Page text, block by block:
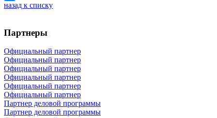
назад к списку
Партнеры
Официальный партнер
Официальный партнер
Официальный партнер
Официальный партнер
Официальный партнер
Официальный партнер
Партнер деловой программы
Партнер деловой программы